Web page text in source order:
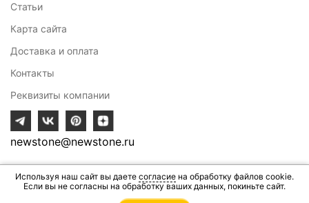
Статьи
Карта сайта
Доставка и оплата
Контакты
Реквизиты компании
newstone@newstone.ru
Разработка сайта - ИВИТ
Используя наш сайт вы даете согласие на обработку файлов cookie.
Если вы не согласны на обработку ваших данных, покиньте сайт.